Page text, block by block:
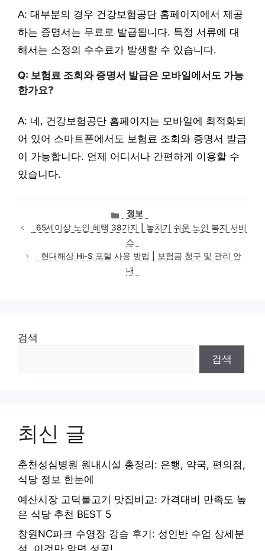
A: 대부분의 경우 건강보험공단 홈페이지에서 제공
하는 증명서는 무료로 발급됩니다. 특정 서류에 대
해서는 소정의 수수료가 발생할 수 있습니다.
Q: 보험료 조회와 증명서 발급은 모바일에서도 가능
한가요?
A: 네, 건강보험공단 홈페이지는 모바일에 최적화되
어 있어 스마트폰에서도 보험료 조회와 증명서 발급
이 가능합니다. 언제 어디서나 간편하게 이용할 수
있습니다.
카
테
고
리
정보
65세이상 노인 혜택 38가지 | 놓치기 쉬운 노인 복지 서비
스
현대해상 Hi-S 포털 사용 방법 | 보험금 청구 및 관리 안
내
검색
검색
최신 글
춘천성심병원 원내시설 총정리: 은행, 약국, 편의점,
식당 정보 한눈에
예산시장 고덕불고기 맛집비교: 가격대비 만족도 높
은 식당 추천 BEST 5
창원NC파크 수영장 강습 후기: 성인반 수업 상세분